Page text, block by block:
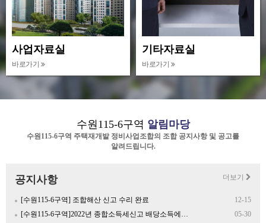
사업자료실
바로가기
기타자료실
바로가기
수원115-6구역 알림마당
수원115-6구역 주택재개발 정비사업조합의 조합 공지사항 및 공고를
알려드립니다.
공지사항
[수원115-6구역] 조합해산 신고 수리 완료
12-15
[수원115-6구역]2022년 종합소득세신고 배당소득에…
05-30
더보기